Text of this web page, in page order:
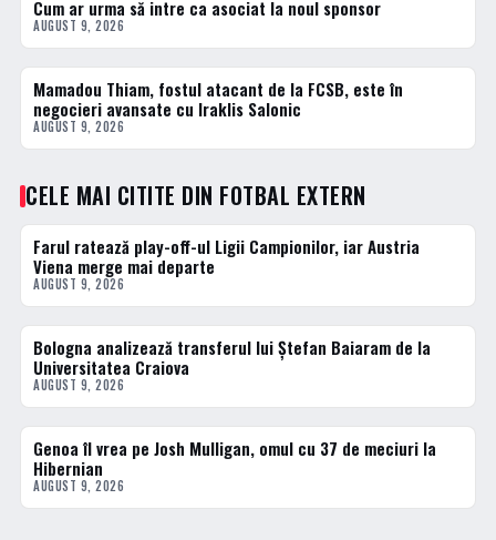
Cum ar urma să intre ca asociat la noul sponsor
AUGUST 9, 2026
FOTBAL EXTERN
Mamadou Thiam, fostul atacant de la FCSB, este în
negocieri avansate cu Iraklis Salonic
AUGUST 9, 2026
CELE MAI CITITE DIN FOTBAL EXTERN
1 · TOP
Farul ratează play-off-ul Ligii Campionilor, iar Austria
Viena merge mai departe
AUGUST 9, 2026
2 · TOP
Bologna analizează transferul lui Ștefan Baiaram de la
Universitatea Craiova
AUGUST 9, 2026
3 · TOP
Genoa îl vrea pe Josh Mulligan, omul cu 37 de meciuri la
Hibernian
AUGUST 9, 2026